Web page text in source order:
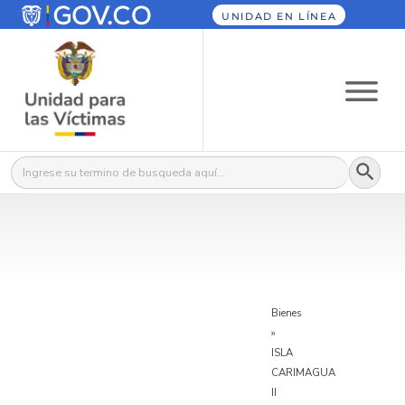
UNIDAD EN LÍNEA
Buscar: Botón
Bienes
»
ISLA
CARIMAGUA
II